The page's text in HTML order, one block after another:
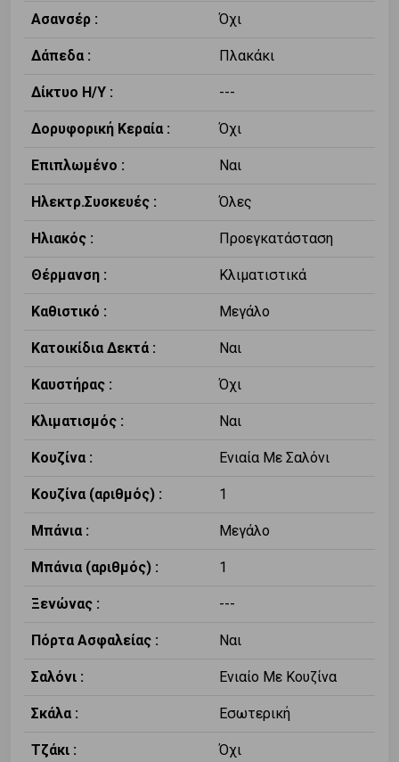
Ασανσέρ : Όχι
Δάπεδα : Πλακάκι
Δίκτυο Η/Υ : ---
Δορυφορική Κεραία : Όχι
Επιπλωμένο : Ναι
Ηλεκτρ.Συσκευές : Όλες
Ηλιακός : Προεγκατάσταση
Θέρμανση : Κλιματιστικά
Καθιστικό : Μεγάλο
Κατοικίδια Δεκτά : Ναι
Καυστήρας : Όχι
Κλιματισμός : Ναι
Κουζίνα : Ενιαία Με Σαλόνι
Κουζίνα (αριθμός) : 1
Μπάνια : Μεγάλο
Μπάνια (αριθμός) : 1
Ξενώνας : ---
Πόρτα Ασφαλείας : Ναι
Σαλόνι : Ενιαίο Με Κουζίνα
Σκάλα : Εσωτερική
Τζάκι : Όχι